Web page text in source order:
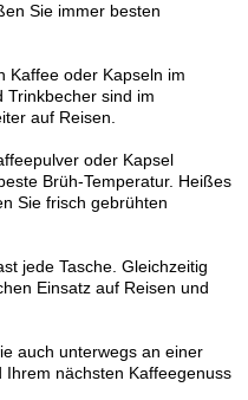
Sie immer besten
Kaffee oder Kapseln im
Trinkbecher sind im
auf Reisen.
oder Kapsel
Brüh-Temperatur. Heißes
Sie frisch gebrühten
jede Tasche. Gleichzeitig
Einsatz auf Reisen und
auch unterwegs an einer
Ihrem nächsten Kaffeegenuss